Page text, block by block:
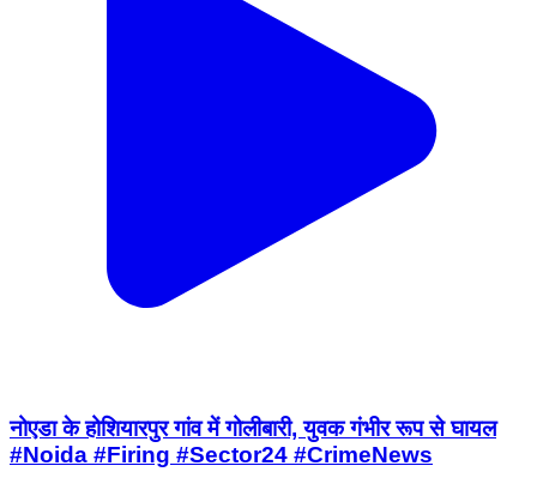
नोएडा के होशियारपुर गांव में गोलीबारी, युवक गंभीर रूप से घायल
#Noida #Firing #Sector24 #CrimeNews